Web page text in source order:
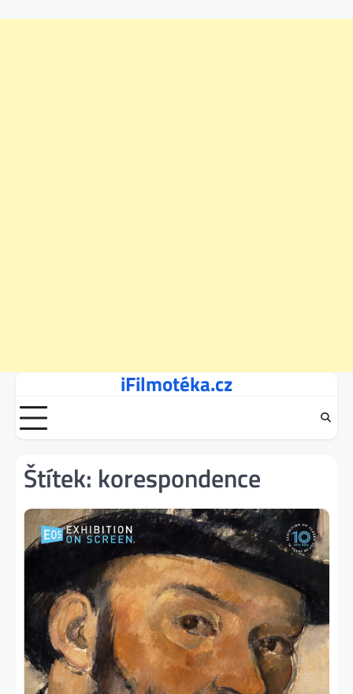
content
iFilmotéka.cz
Štítek: korespondence